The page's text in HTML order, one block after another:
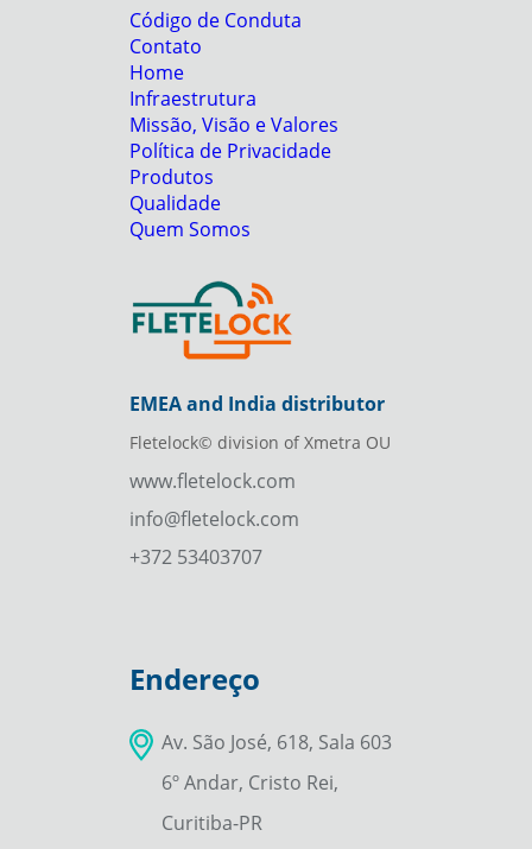
Código de Conduta
Contato
Home
Infraestrutura
Missão, Visão e Valores
Política de Privacidade
Produtos
Qualidade
Quem Somos
EMEA and India distributor
Fletelock© division of Xmetra OU
www.fletelock.com
info@fletelock.com
+372 53403707
Endereço
Av. São José, 618, Sala 603
6º Andar, Cristo Rei,
Curitiba-PR